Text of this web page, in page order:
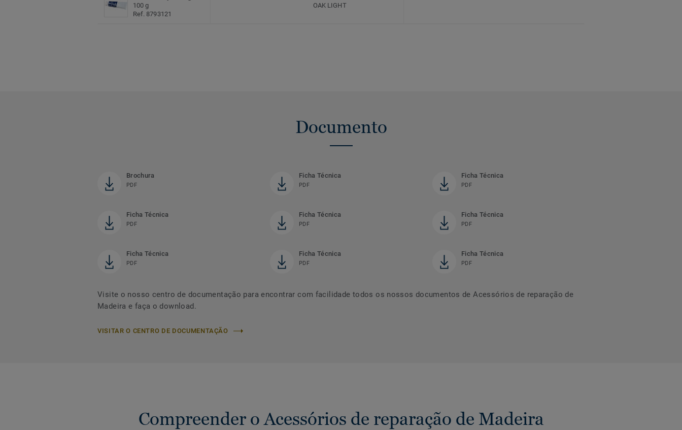
100 g
Ref. 8793121
OAK LIGHT
Documento
Brochura
PDF
Ficha Técnica
PDF
Ficha Técnica
PDF
Ficha Técnica
PDF
Ficha Técnica
PDF
Ficha Técnica
PDF
Ficha Técnica
PDF
Ficha Técnica
PDF
Ficha Técnica
PDF
Visite o nosso centro de documentação para encontrar com facilidade todos os nossos documentos de Acessórios de reparação de
Madeira e faça o download.
VISITAR O CENTRO DE DOCUMENTAÇÃO
Compreender o Acessórios de reparação de Madeira